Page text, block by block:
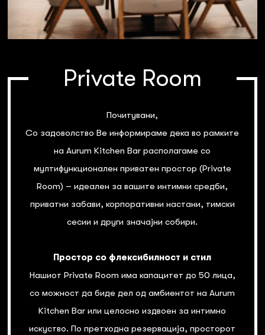
Private Room
Почитувани,
Со задоволство Ве информираме дека во рамките
на Aurum Kitchen Bar располагаме со
мултифункционален приватен простор (Private
Room) – идеален за вашите интимни средби,
приватни забави, корпоративни настани, тимски
сесии и други значајни собири.
Простор со флексибилност и стил
Нашиот Private Room има капацитет до 50 лица,
со можност да биде дел од амбиентот на Aurum
Kitchen Bar или целосно издвоен за интимно
искуство. По претходна резервација, просторот